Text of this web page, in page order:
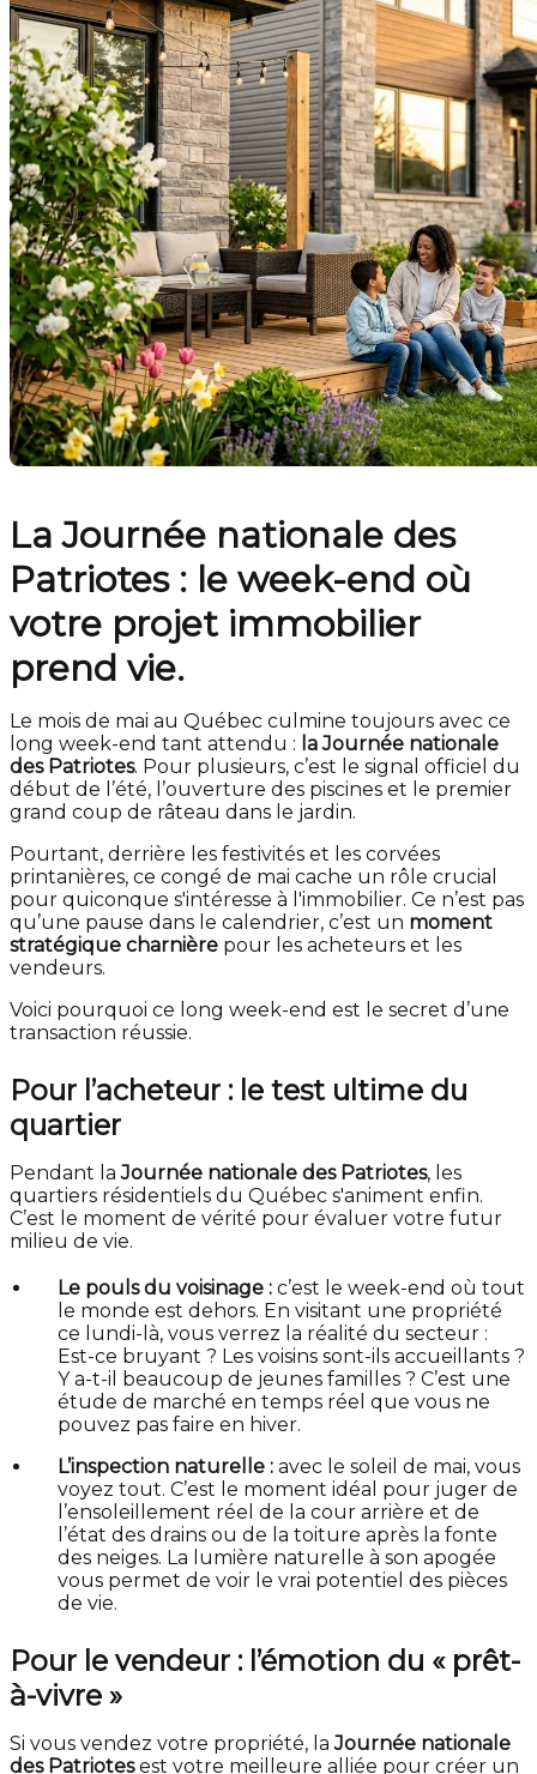
La Journée nationale des
Patriotes : le week-end où
votre projet immobilier
prend vie.
Le mois de mai au Québec culmine toujours avec ce
long week-end tant attendu : la Journée nationale
des Patriotes. Pour plusieurs, c’est le signal officiel du
début de l’été, l’ouverture des piscines et le premier
grand coup de râteau dans le jardin.
Pourtant, derrière les festivités et les corvées
printanières, ce congé de mai cache un rôle crucial
pour quiconque s'intéresse à l'immobilier. Ce n’est pas
qu’une pause dans le calendrier, c’est un moment
stratégique charnière pour les acheteurs et les
vendeurs.
Voici pourquoi ce long week-end est le secret d’une
transaction réussie.
Pour l’acheteur : le test ultime du
quartier
Pendant laJournée nationale des Patriotes, les
quartiers résidentiels du Québec s'animent enfin.
C’est le moment de vérité pour évaluer votre futur
milieu de vie.
Le pouls du voisinage : c’est le week-end où tout
le monde est dehors. En visitant une propriété
ce lundi-là, vous verrez la réalité du secteur :
Est-ce bruyant ? Les voisins sont-ils accueillants ?
Y a-t-il beaucoup de jeunes familles ? C’est une
étude de marché en temps réel que vous ne
pouvez pas faire en hiver.
L’inspection naturelle : avec le soleil de mai, vous
voyez tout. C’est le moment idéal pour juger de
l’ensoleillement réel de la cour arrière et de
l’état des drains ou de la toiture après la fonte
des neiges. La lumière naturelle à son apogée
vous permet de voir le vrai potentiel des pièces
de vie.
Pour le vendeur : l’émotion du « prêt-
à-vivre »
Si vous vendez votre propriété, laJournée nationale
des Patriotesest votre meilleure alliée pour créer un